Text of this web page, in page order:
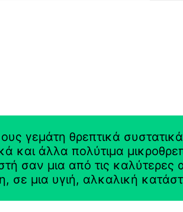
γεμάτη θρεπτικά
και άλλα πολύτιμα
σαν μια από τις
μια υγιή, αλκαλική